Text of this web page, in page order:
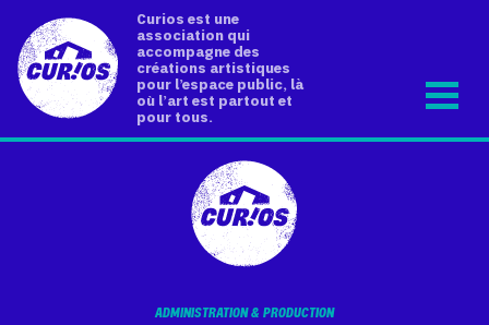
Curios est une
association qui
accompagne des
créations artistiques
pour l’espace public, là
où l’art est partout et
pour tous.
ADMINISTRATION & PRODUCTION